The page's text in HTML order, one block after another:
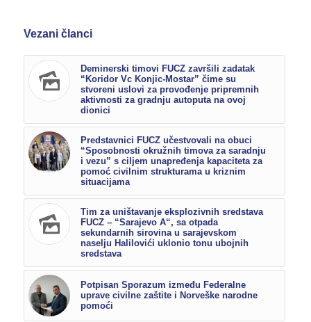
Vezani članci
Deminerski timovi FUCZ završili zadatak
“Koridor Vc Konjic-Mostar” čime su
stvoreni uslovi za provođenje pripremnih
aktivnosti za gradnju autoputa na ovoj
dionici
Predstavnici FUCZ učestvovali na obuci
“Sposobnosti okružnih timova za saradnju
i vezu” s ciljem unapređenja kapaciteta za
pomoć civilnim strukturama u kriznim
situacijama
Tim za uništavanje eksplozivnih sredstava
FUCZ – “Sarajevo A“, sa otpada
sekundarnih sirovina u sarajevskom
naselju Halilovići uklonio tonu ubojnih
sredstava
Potpisan Sporazum između Federalne
uprave civilne zaštite i Norveške narodne
pomoći